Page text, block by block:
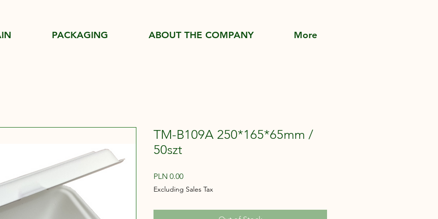
PACKAGING ABOUT THE COMPANY More
TM-B109A 250*165*65mm /
50szt
PLN 0.00Price
Excluding Sales Tax